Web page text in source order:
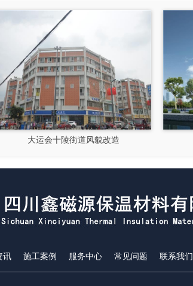
改造
讯 施工案例 服务中心 常见问题 联系我们